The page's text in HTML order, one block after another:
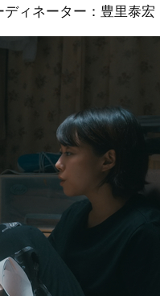
ィネーター：豊里泰宏